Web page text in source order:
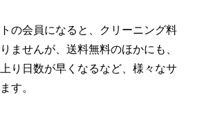
の会員になると、クリーニング料
ませんが、送料無料のほかにも、
り日数が早くなるなど、様々なサ
す。